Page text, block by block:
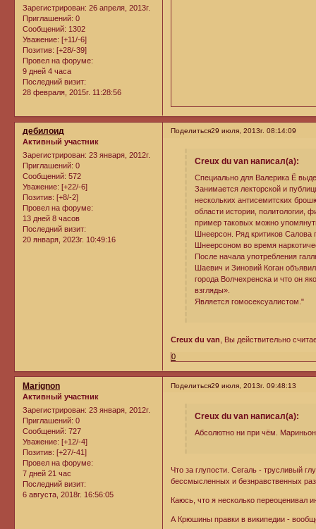
Зарегистрирован: 26 апреля, 2013г.
Приглашений: 0
Сообщений: 1302
Уважение: [+11/-6]
Позитив: [+28/-39]
Провел на форуме:
9 дней 4 часа
Последний визит:
28 февраля, 2015г. 11:28:56
Поделиться29 июля, 2013г. 08:14:09
дебилоид
Активный участник
Зарегистрирован: 23 января, 2012г.
Приглашений: 0
Сообщений: 572
Уважение: [+22/-6]
Позитив: [+8/-2]
Провел на форуме:
13 дней 8 часов
Последний визит:
20 января, 2023г. 10:49:16
Creux du van написал(а):
Специально для Валерика Ё
Занимается лекторской и
нескольких антисемитских
области истории, политологии,
пример таковых можно
Шнеерсон. Ряд критиков Салова
Шнеерсоном во время
После начала употребления
Шаевич и Зиновий Коган
города Волчехренска и что он
взгляды».
Является гомосексуалистом."
Creux du van , Вы действительно
0
Поделиться29 июля, 2013г. 09:48:13
Marignon
Активный участник
Зарегистрирован: 23 января, 2012г.
Приглашений: 0
Сообщений: 727
Уважение: [+12/-4]
Позитив: [+27/-41]
Провел на форуме:
7 дней 21 час
Последний визит:
6 августа, 2018г. 16:56:05
Creux du van написал(а):
Абсолютно ни при чём.
Что за глупости. Сегаль - трусливый
бессмысленных и безнравственных
Каюсь, что я несколько переоценивал
А Крюшины правки в википедии -